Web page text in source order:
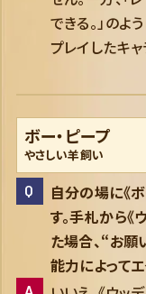
できる。」の
プレイしたキ
ボー・ピープ
やさしい羊飼い
自分の場に《
す。手札から
た場合、“お願
能力によって